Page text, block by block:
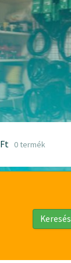
Ft 0 termék
Keresés